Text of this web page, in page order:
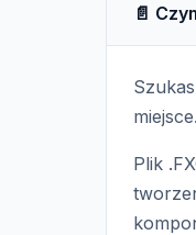
📄
Plik